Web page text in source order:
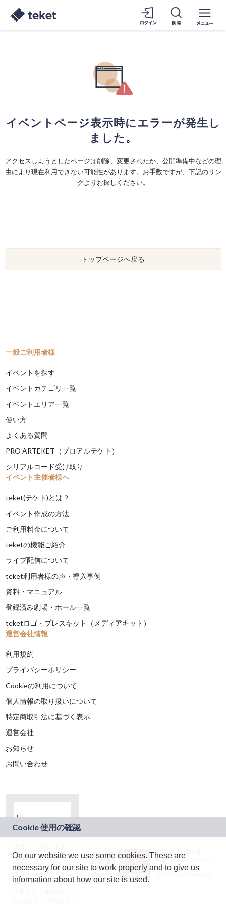
イベントページ表示時にエラーが発生し
ました。
アクセスしようとしたページは削除、変更されたか、公開準備中などの理
由により現在利用できない可能性があります。お手数ですが、下記のリン
クよりお探しください。
トップページへ戻る
一般ご利用者様
イベントを探す
イベントカテゴリ一覧
イベントエリア一覧
使い方
よくある質問
PRO ARTEKET（プロアルテケト）
シリアルコード受け取り
イベント主催者様へ
teket(テケト)とは？
イベント作成の方法
ご利用料金について
teketの機能ご紹介
ライブ配信について
teket利用者様の声・導入事例
資料・マニュアル
登録済み劇場・ホール一覧
teketロゴ・プレスキット（メディアキット）
運営会社情報
利用規約
プライバシーポリシー
Cookieの利用について
個人情報の取り扱いについて
特定商取引法に基づく表示
運営会社
お知らせ
お問い合わせ
ドコモグループの新
規事業創出プログラ
ム「docomo
STARTUP」を通じて
JASRAC許諾番号：
9024936001Y45037
JASRAC許諾番号：
On our website we use some cookies. These are
necessary for our site to work properly and to give us
information about how our site is used.